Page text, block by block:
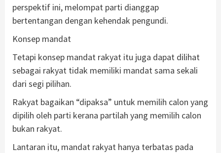
perspektif ini, melompat parti dianggap
bertentangan dengan kehendak pengundi.
Konsep mandat
Tetapi konsep mandat rakyat itu juga dapat dilihat
sebagai rakyat tidak memiliki mandat sama sekali
dari segi pilihan.
Rakyat bagaikan “dipaksa” untuk memilih calon yang
dipilih oleh parti kerana partilah yang memilih calon
bukan rakyat.
Lantaran itu, mandat rakyat hanya terbatas pada